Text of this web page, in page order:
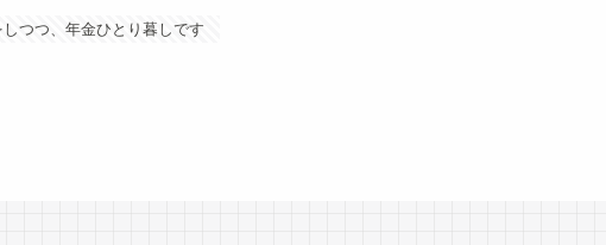
つつ、年金ひとり暮しです